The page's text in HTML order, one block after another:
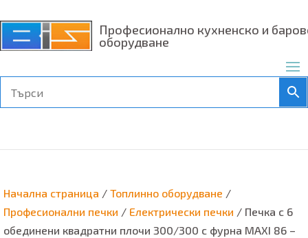
Професионално кухненско и
оборудване
Начална страница / Топлинно оборудване /
Професионални печки / Електрически печки / Печка с 6
обединени квадратни плочи 300/300 с фурна MAXI 86 –